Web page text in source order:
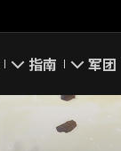
指南
新手指南
军团